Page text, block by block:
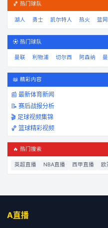
🏀 热门球队
湖人 勇士 凯尔特人 热火 篮网
⚽ 热门球队
曼联 利物浦 切尔西 阿森纳
📖 精彩内容
📰 最新体育新闻
📝 赛后战报分析
🎬 足球视频集锦
🏀 篮球精彩视频
🔥 热门搜索
英超直播 NBA直播 西甲直播 欧
A直播